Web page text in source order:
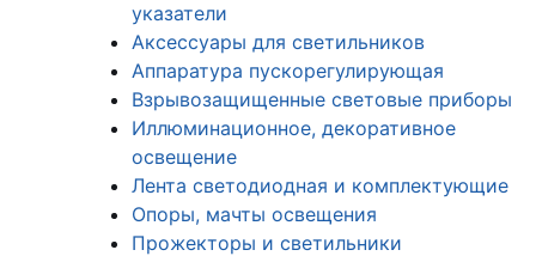
указатели
Аксессуары для светильников
Аппаратура пускорегулирующая
Взрывозащищенные световые приборы
Иллюминационное, декоративное
освещение
Лента светодиодная и комплектующие
Опоры, мачты освещения
Прожекторы и светильники